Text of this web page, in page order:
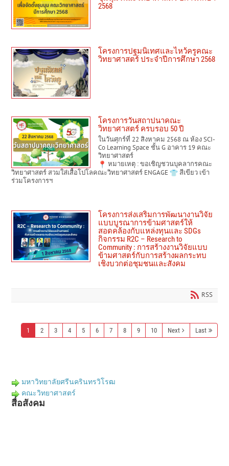
2568
โครงการปฐมนิเทศและไหว้ครูคณะ
วิทยาศาสตร์ ประจำปีการศึกษา 2568
โครงการวันสถาปนาคณะ
วิทยาศาสตร์ ครบรอบ 50 ปี
ในวันศุกร์ที่ 22 สิงหาคม 2568 ณ ห้อง SCI-
Co Learning Space ชั้น G อาคาร 19 คณะ
วิทยาศาสตร์
หมายเหตุ : ขอเชิญชวนบุคลากรคณะ
วิทยาศาสตร์ สวมใส่เสื้อโปโลคณะวิทยาศาสตร์ ENGAGE
สีเขียว เข้า
ร่วมโครงการฯ
โครงการส่งเสริมการพัฒนางานวิจัย
แบบบูรณาการข้ามศาสตร์ให้
สอดคล้องกับแหล่งทุนและ SDGs
กิจกรรม R2C – Research to
Community : การสร้างงานวิจัยแบบ
ข้ามศาสตร์กับการสร้างผลกระทบ
เชิงบวกต่อชุมชนและสังคม
RSS
1 2 3 4 5 6 7 8 9 10 Next Last
มหาวิทยาลัยศรีนครินทรวิโรฒ
คณะวิทยาศาสตร์
สื่อสังคม